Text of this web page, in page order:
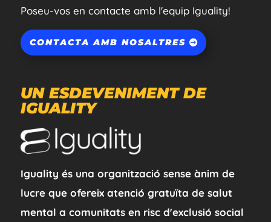
Poseu-vos en contacte amb l'equip Iguality!
CONTACTA AMB NOSALTRES
UN ESDEVENIMENT DE
IGUALITY
Iguality és una organització sense ànim de
lucre que ofereix atenció gratuïta de salut
mental a comunitats en risc d'exclusió social